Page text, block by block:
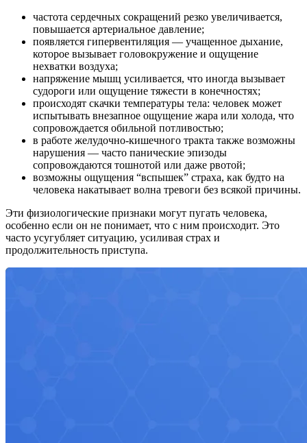
частота сердечных сокращений резко увеличивается,
повышается артериальное давление;
появляется гипервентиляция — учащенное дыхание,
которое вызывает головокружение и ощущение
нехватки воздуха;
напряжение мышц усиливается, что иногда вызывает
судороги или ощущение тяжести в конечностях;
происходят скачки температуры тела: человек может
испытывать внезапное ощущение жара или холода, что
сопровождается обильной потливостью;
в работе желудочно-кишечного тракта также возможны
нарушения — часто панические эпизоды
сопровождаются тошнотой или даже рвотой;
возможны ощущения “вспышек” страха, как будто на
человека накатывает волна тревоги без всякой причины.
Эти физиологические признаки могут пугать человека,
особенно если он не понимает, что с ним происходит. Это
часто усугубляет ситуацию, усиливая страх и
продолжительность приступа.